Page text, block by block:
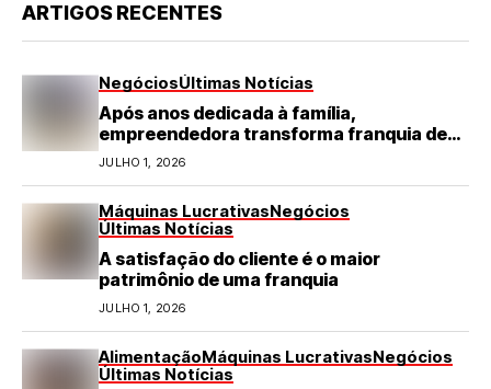
ARTIGOS RECENTES
NegóciosÚltimas Notícias
Após anos dedicada à família,
empreendedora transforma franquia de
turismo em negócio de destaque no RN
JULHO 1, 2026
Máquinas LucrativasNegócios
Últimas Notícias
A satisfação do cliente é o maior
patrimônio de uma franquia
JULHO 1, 2026
AlimentaçãoMáquinas LucrativasNegócios
Últimas Notícias